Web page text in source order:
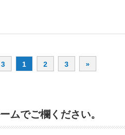
1 2 3 »
ムでご欄ください。